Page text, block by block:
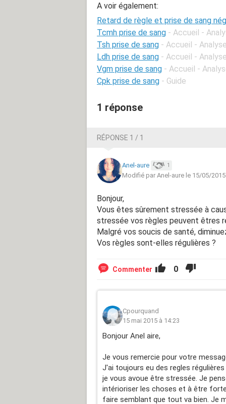
A voir également:
Retard de règle et prise de sang
Tcmh prise de sang - Accueil -
Tsh prise de sang - Accueil -
Ldh prise de sang - Accueil -
Vgm prise de sang - Accueil -
Cpk prise de sang - Guide
1 réponse
RÉPONSE 1 / 1
Anel-aure 1
Modifié par Anel-aure le 15/05/
Bonjour,
Vous êtes sûrement stressée à
stressée vos règles peuvent êtres
Malgré vos soucis de santé,
Vos règles sont-elles régulières ?
Commenter 0
Cpourquand
15 mai 2015 à 14:23
Bonjour Anel aire,
Je vous remercie pour votre
J'ai toujours eu des regles
je vous avoue être stressée. Je
intérioriser les choses et à être
faire semblant que tout va bien. Je